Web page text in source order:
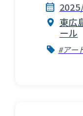
東広
ール
#アー